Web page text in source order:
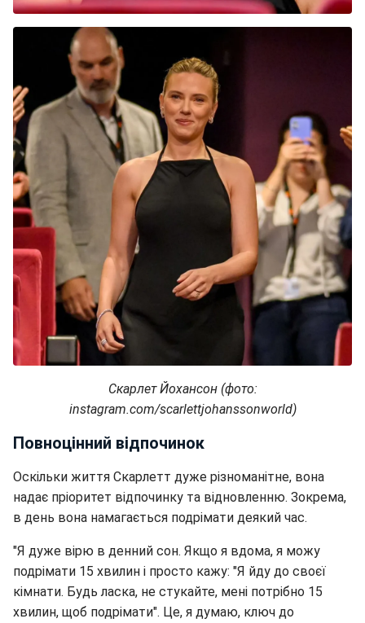
Скарлет Йохансон (фото:
instagram.com/scarlettjohanssonworld)
Повноцінний відпочинок
Оскільки життя Скарлетт дуже різноманітне, вона
надає пріоритет відпочинку та відновленню. Зокрема,
в день вона намагається подрімати деякий час.
"Я дуже вірю в денний сон. Якщо я вдома, я можу
подрімати 15 хвилин і просто кажу: "Я йду до своєї
кімнати. Будь ласка, не стукайте, мені потрібно 15
хвилин, щоб подрімати". Це, я думаю, ключ до